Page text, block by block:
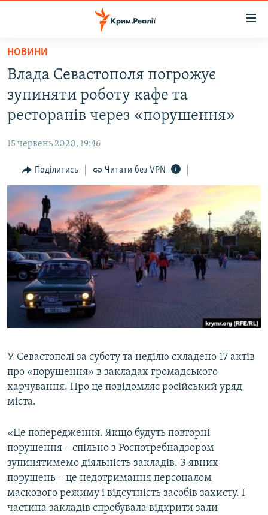
Перейти
основного
матеріалу
Перейти
до
основної
навігації
Перейти
до
пошуку
ВОДА.КРИМ
ВІДЕО ТА ФОТО
БЛОГИ
ПОГЛЯД
ІНТЕРВ'Ю
ВСЕ ЗА ДЕНЬ
СПЕЦПРОЕКТИ
ДЕПОРТАЦІЯ
ВІДЕОУРОКИ «ELIFBE»
СВІДЧЕННЯ ОКУПАЦІЇ
УКРАЇНСЬКА ПРОБЛЕМА КРИМУ
ЯК ОБІЙТИ БЛОКУВАННЯ
Русский
Qırımtatar
Усі сайти RFE/RL
НОВИНИ
Влада Севастополя погрожує
зупиняти роботу кафе та
ресторанів через «порушення»
15 червень 2020, 19:46
Поділитись Читати без VPN
У Севастополі за суботу та неділю складено 17 актів
про «порушення» в закладах громадського
харчування. Про це повідомляє російський уряд
міста.
«Це попередження. Якщо будуть повторні
порушення – спільно з Роспотребнадзором
зупинятимемо діяльність закладів. З явних
порушень – це недотримання персоналом
маскового режиму і відсутність засобів захисту. І
частина закладів спробувала відкрити зали